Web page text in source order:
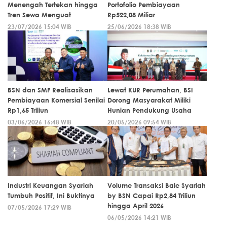
Menengah Tertekan hingga
Tren Sewa Menguat
23/07/2026 15:04 WIB
Portofolio Pembiayaan
Rp522,08 Miliar
25/06/2026 18:38 WIB
BSN dan SMF Realisasikan
Pembiayaan Komersial Senilai
Rp1,65 Triliun
03/06/2026 16:48 WIB
Lewat KUR Perumahan, BSI
Dorong Masyarakat Miliki
Hunian Pendukung Usaha
20/05/2026 09:54 WIB
Industri Keuangan Syariah
Tumbuh Positif, Ini Buktinya
07/05/2026 17:29 WIB
Volume Transaksi Bale Syariah
by BSN Capai Rp2,84 Triliun
hingga April 2026
06/05/2026 14:21 WIB